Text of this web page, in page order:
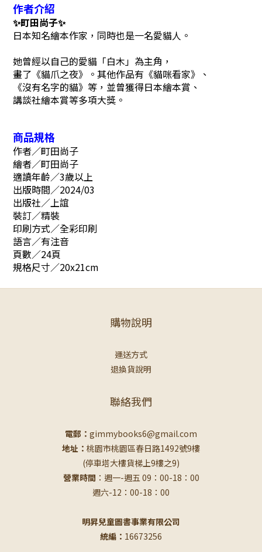
作者介紹
✨町田尚子✨
日本知名繪本作家，同時也是一名愛貓人。
她曾經以自己的愛貓「白木」為主角，
畫了《貓爪之夜》。其他作品有《貓咪看家》、
《沒有名字的貓》等，並曾獲得日本繪本賞、
講談社繪本賞等多項大獎。
商品規格
作者／町田尚子
繪者／町田尚子
適讀年齡／3歲以上
出版時間／2024/03
出版社／上誼
裝訂／精裝
印刷方式／全彩印刷
語言／有注音
頁數／24頁
規格尺寸／20x21cm
購物說明
運送方式
退換貨說明
聯絡我們
電郵： gimmybooks6@gmail.com
地址： 桃園市桃園區春日路1492號9樓
(停車塔大樓貨梯上9樓之9)
營業時間 ：週一-週五 09：00-18：00
週六-12：00-18：00
明昇兒童圖書事業有限公司
統編： 16673256